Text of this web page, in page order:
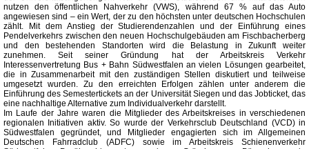
nutzen den öffentlichen Nahverkehr (VWS), während 67 % auf das Auto
angewiesen sind – ein Wert, der zu den höchsten unter deutschen Hochschulen
zählt. Mit dem Anstieg der Studierendenzahlen und der Einführung eines
Pendelverkehrs zwischen den neuen Hochschulgebäuden am Fischbacherberg
und den bestehenden Standorten wird die Belastung in Zukunft weiter
zunehmen. Seit seiner Gründung hat der Arbeitskreis Verkehr
Interessenvertretung Bus + Bahn Südwestfalen an vielen Lösungen gearbeitet,
die in Zusammenarbeit mit den zuständigen Stellen diskutiert und teilweise
umgesetzt wurden. Zu den erreichten Erfolgen zählen unter anderem die
Einführung des Semestertickets an der Universität Siegen und das Jobticket, das
eine nachhaltige Alternative zum Individualverkehr darstellt.
Im Laufe der Jahre waren die Mitglieder des Arbeitskreises in verschiedenen
regionalen Initiativen aktiv. So wurde der Verkehrsclub Deutschland (VCD) in
Südwestfalen gegründet, und Mitglieder engagierten sich im Allgemeinen
Deutschen Fahrradclub (ADFC) sowie im Arbeitskreis Schienenverkehr